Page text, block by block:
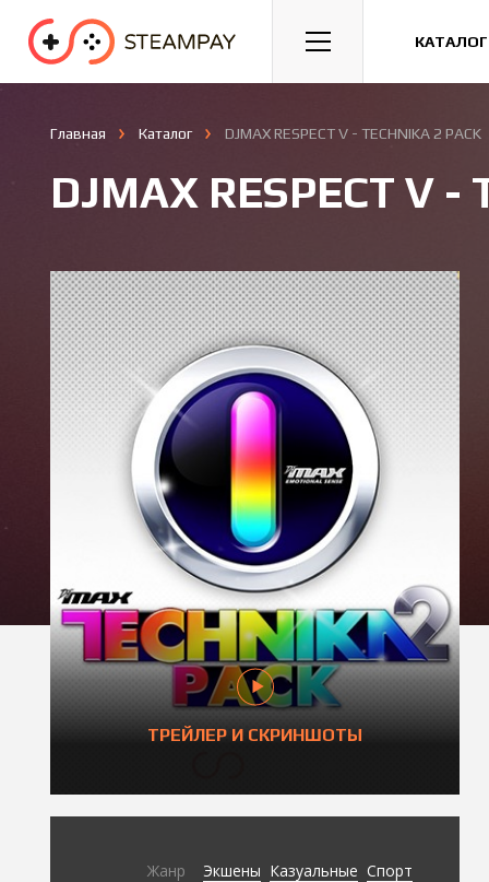
Спорт Гонки Казуальные
Главная Каталог DJMAX RESPECT V - TECHNIKA 2 PACK
DJMAX RESPECT V -
ТРЕЙЛЕР И СКРИНШОТЫ
Жанр Экшены Казуальные Спорт